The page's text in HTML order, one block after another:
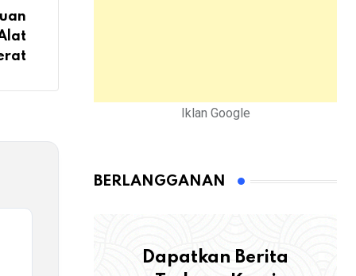
Iklan Google
BERLANGGANAN
Dapatkan Berita